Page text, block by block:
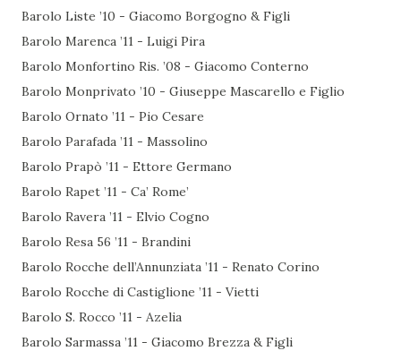
Barolo Liste ’10 - Giacomo Borgogno & Figli
Barolo Marenca ’11 - Luigi Pira
Barolo Monfortino Ris. ’08 - Giacomo Conterno
Barolo Monprivato ’10 - Giuseppe Mascarello e Figlio
Barolo Ornato ’11 - Pio Cesare
Barolo Parafada ’11 - Massolino
Barolo Prapò ’11 - Ettore Germano
Barolo Rapet ’11 - Ca’ Rome’
Barolo Ravera ’11 - Elvio Cogno
Barolo Resa 56 ’11 - Brandini
Barolo Rocche dell’Annunziata ’11 - Renato Corino
Barolo Rocche di Castiglione ’11 - Vietti
Barolo S. Rocco ’11 - Azelia
Barolo Sarmassa ’11 - Giacomo Brezza & Figli